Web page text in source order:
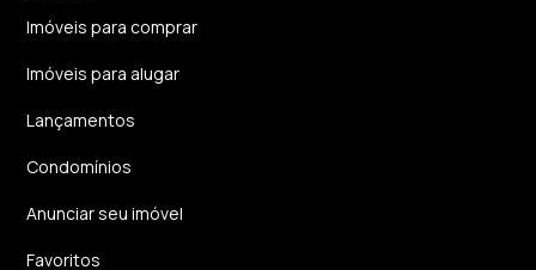
Imóveis para comprar
Imóveis para alugar
Lançamentos
Condomínios
Anunciar seu imóvel
Favoritos